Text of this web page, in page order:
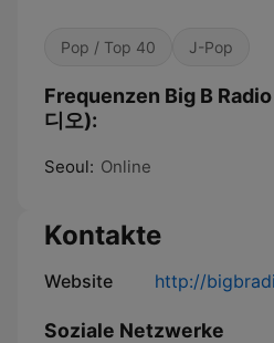
Pop / Top 40 J-Pop
Frequenzen Big B
디오):
Seoul: Online
Kontakte
Website http://
Soziale Netzwerke